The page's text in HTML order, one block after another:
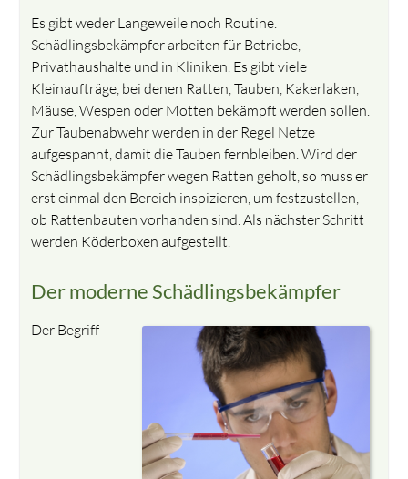
Es gibt weder Langeweile noch Routine.
Schädlingsbekämpfer arbeiten für Betriebe,
Privathaushalte und in Kliniken. Es gibt viele
Kleinaufträge, bei denen Ratten, Tauben, Kakerlaken,
Mäuse, Wespen oder Motten bekämpft werden sollen.
Zur Taubenabwehr werden in der Regel Netze
aufgespannt, damit die Tauben fernbleiben. Wird der
Schädlingsbekämpfer wegen Ratten geholt, so muss er
erst einmal den Bereich inspizieren, um festzustellen,
ob Rattenbauten vorhanden sind. Als nächster Schritt
werden Köderboxen aufgestellt.
Der moderne Schädlingsbekämpfer
Der Begriff